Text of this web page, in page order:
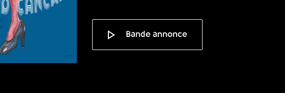
Bande annonce